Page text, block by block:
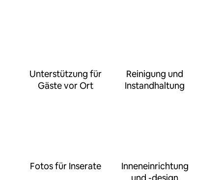
Unterstützung für
Gäste vor Ort
Reinigung und
Instandhaltung
Fotos für Inserate
Inneneinrichtung